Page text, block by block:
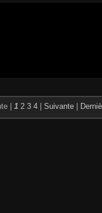
| 1 2 3 4 Suivante